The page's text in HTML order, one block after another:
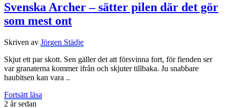
Svenska Archer – sätter pilen där det gör
som mest ont
Skriven av Jörgen Städje
Skjut ett par skott. Sen gäller det att försvinna fort, för fienden ser
var granaterna kommer ifrån och skjuter tillbaka. Ju snabbare
haubitsen kan vara ..
Fortsätt läsa
2 år sedan